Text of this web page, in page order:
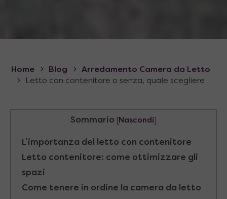
Home Blog
Arredamento Camera da Letto
Letto con contenitore o senza, quale scegliere
Sommario Nascondi
L’importanza del letto con contenitore
Letto contenitore: come ottimizzare gli
spazi
Come tenere in ordine la camera da letto